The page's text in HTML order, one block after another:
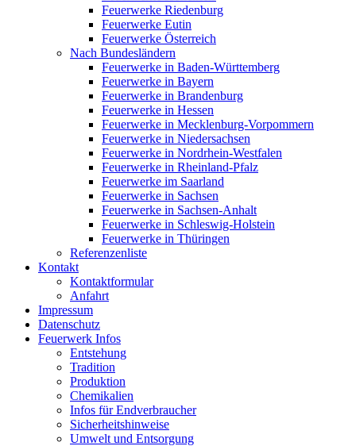
Feuerwerke Riedenburg
Feuerwerke Eutin
Feuerwerke Österreich
Nach Bundesländern
Feuerwerke in Baden-Württemberg
Feuerwerke in Bayern
Feuerwerke in Brandenburg
Feuerwerke in Hessen
Feuerwerke in Mecklenburg-Vorpommern
Feuerwerke in Niedersachsen
Feuerwerke in Nordrhein-Westfalen
Feuerwerke in Rheinland-Pfalz
Feuerwerke im Saarland
Feuerwerke in Sachsen
Feuerwerke in Sachsen-Anhalt
Feuerwerke in Schleswig-Holstein
Feuerwerke in Thüringen
Referenzenliste
Kontakt
Kontaktformular
Anfahrt
Impressum
Datenschutz
Feuerwerk Infos
Entstehung
Tradition
Produktion
Chemikalien
Infos für Endverbraucher
Sicherheitshinweise
Umwelt und Entsorgung